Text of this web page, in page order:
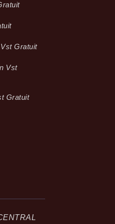
Gratuit
Vst
Gratuit